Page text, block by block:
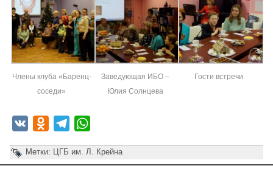
Члены клуба «Баренц-
соседи»
Заведующая ИБО –
Юлия Солнцева
Гости встречи
VK Odnoklassniki
Telegram
Метки: ЦГБ им. Л. Крейна